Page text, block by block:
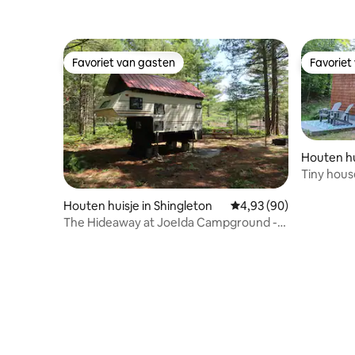
Favoriet van gasten
Favoriet van gasten
Houten huisje in Shingleton Gemiddelde
4,93 (90)
The Hideaway at JoeIda Campground -
Houten
Tiny